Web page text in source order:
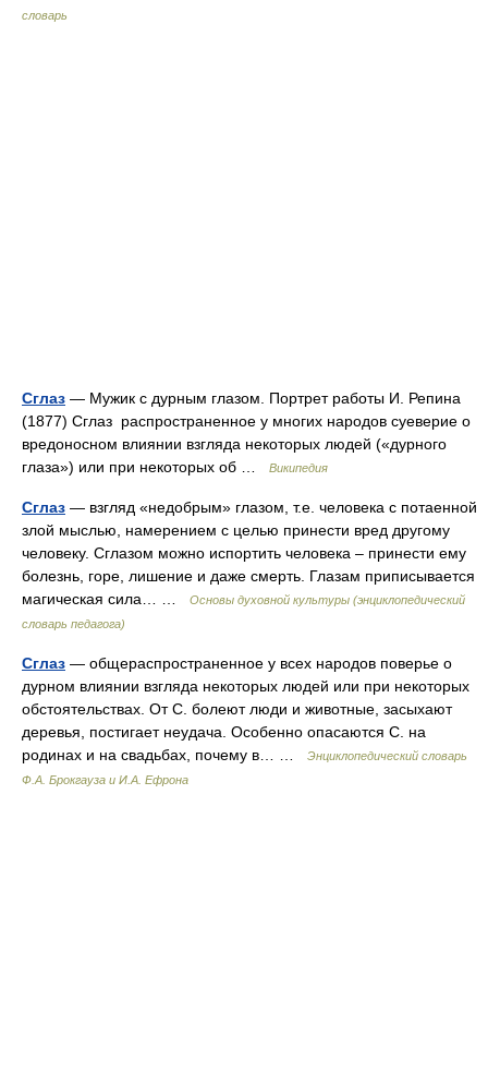
словарь
Сглаз — Мужик с дурным глазом. Портрет работы И. Репина
(1877) Сглаз распространенное у многих народов суеверие о
вредоносном влиянии взгляда некоторых людей («дурного
глаза») или при некоторых об …
Википедия
Сглаз — взгляд «недобрым» глазом, т.е. человека с потаенной
злой мыслью, намерением с целью принести вред другому
человеку. Сглазом можно испортить человека – принести ему
болезнь, горе, лишение и даже смерть. Глазам приписывается
магическая сила… …
Основы духовной культуры (энциклопедический
словарь педагога)
Сглаз — общераспространенное у всех народов поверье о
дурном влиянии взгляда некоторых людей или при некоторых
обстоятельствах. От С. болеют люди и животные, засыхают
деревья, постигает неудача. Особенно опасаются С. на
родинах и на свадьбах, почему в… …
Энциклопедический словарь
Ф.А. Брокгауза и И.А. Ефрона